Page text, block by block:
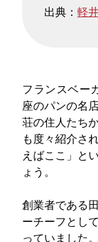
出典： 軽
フランスベー
座のパンの名
荘の住人たち
も度々紹介さ
えばここ」と
ょう。
創業者である
ーチーフとし
っていました